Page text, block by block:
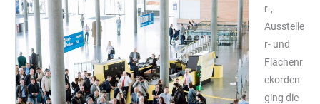
r-,
Ausstelle
r- und
Flächenr
ekorden
ging die